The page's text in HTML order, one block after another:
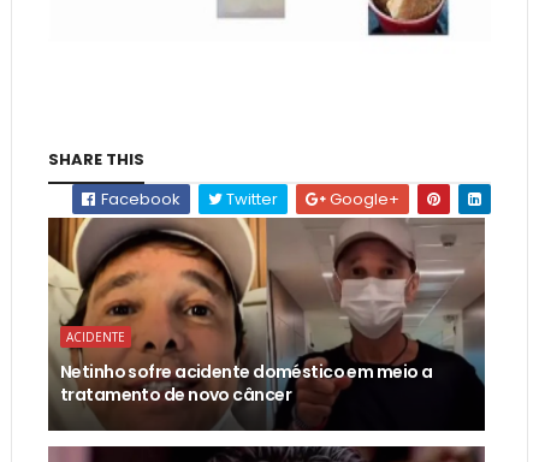
SHARE THIS
Facebook
Twitter Google+
ACIDENTE
Netinho sofre acidente doméstico em meio a
tratamento de novo câncer